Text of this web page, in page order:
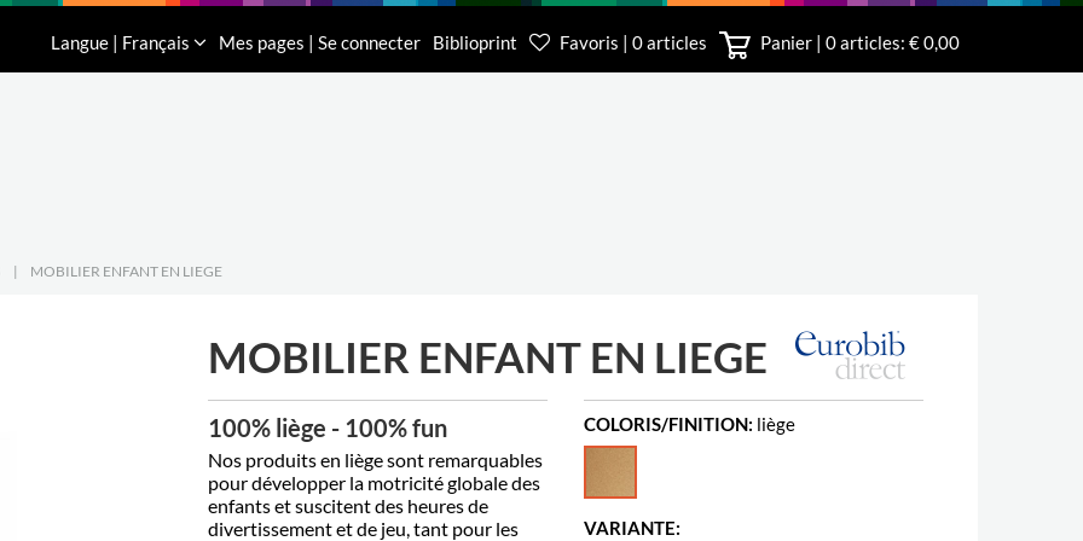
Langue | Français Mes pages | Se connecter Biblioprint Favoris | 0 articles Panier | 0articles: € 0,00
Service clientèle
0032 (0)16 623 340
| MOBILIER ENFANT EN LIEGE
MOBILIER ENFANT EN LIEGE
100% liège - 100% fun
Nos produits en liège sont remarquables
pour développer la motricité globale des
enfants et suscitent des heures de
divertissement et de jeu, tant pour les
COLORIS/FINITION: liège
VARIANTE: